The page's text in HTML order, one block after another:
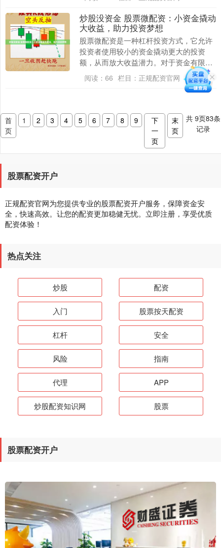
更高的收益。 对....
炒股没资金 股票微配资：小资金撬动
大收益，助力投资梦想
股票微配资是一种杠杆投资方式，它允许
投资者使用较小的资金撬动更大的投资
额，从而放大收益潜力。对于资金有限的
投资者来说，微配资提供了进入股票市场
的绝佳机会。 太原....
阅读： 66 栏目： 正规配资官网
首
页
1 2 3 4 5 6 7 8 9
下
一
页
末
页
共9页83条
记录
股票配资开户
正规配资官网为您提供专业的股票配资开户服务，保障资金安
全，快速高效。让您的配资更加稳健无忧。立即注册，享受优质
配资体验！
热点关注
炒股 配资
入门 股票按天配资
杠杆 安全
风险 指南
代理 APP
炒股配资知识网 股票
股票配资开户